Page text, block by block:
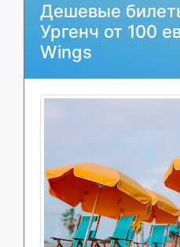
Дешевые
Ургенч от 100
Wings